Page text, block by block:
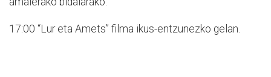
17:00 “Lur eta Amets” filma ikus-entzunezko gelan.